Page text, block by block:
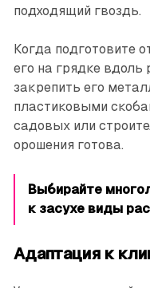
подходящий гвоздь.
Когда подготовите
его на грядке
закрепить его
пластиковыми
садовых или
орошения готова.
Выбирайте
к засухе виды
Адаптация к